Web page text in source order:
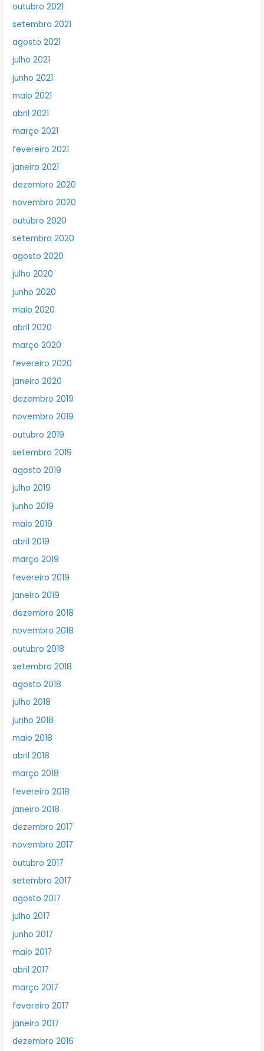
outubro 2021
setembro 2021
agosto 2021
julho 2021
junho 2021
maio 2021
abril 2021
março 2021
fevereiro 2021
janeiro 2021
dezembro 2020
novembro 2020
outubro 2020
setembro 2020
agosto 2020
julho 2020
junho 2020
maio 2020
abril 2020
março 2020
fevereiro 2020
janeiro 2020
dezembro 2019
novembro 2019
outubro 2019
setembro 2019
agosto 2019
julho 2019
junho 2019
maio 2019
abril 2019
março 2019
fevereiro 2019
janeiro 2019
dezembro 2018
novembro 2018
outubro 2018
setembro 2018
agosto 2018
julho 2018
junho 2018
maio 2018
abril 2018
março 2018
fevereiro 2018
janeiro 2018
dezembro 2017
novembro 2017
outubro 2017
setembro 2017
agosto 2017
julho 2017
junho 2017
maio 2017
abril 2017
março 2017
fevereiro 2017
janeiro 2017
dezembro 2016